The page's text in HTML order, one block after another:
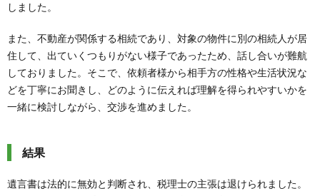
しました。
また、不動産が関係する相続であり、対象の物件に別の相続人が居
住して、出ていくつもりがない様子であったため、話し合いが難航
しておりました。そこで、依頼者様から相手方の性格や生活状況な
どを丁寧にお聞きし、どのように伝えれば理解を得られやすいかを
一緒に検討しながら、交渉を進めました。
結果
遺言書は法的に無効と判断され、税理士の主張は退けられました。